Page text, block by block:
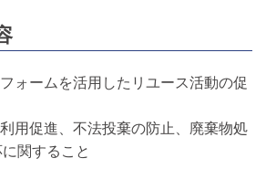
ォームを活用したリユース活動の促
用促進、不法投棄の防止、廃棄物処
関すること